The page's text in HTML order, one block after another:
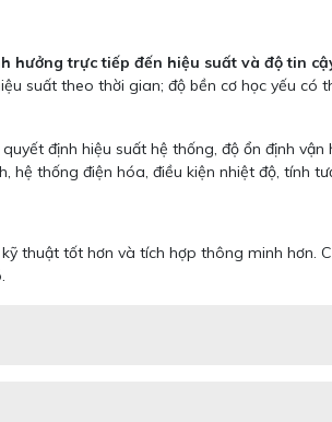
hưởng trực tiếp đến hiệu suất và độ tin
suất theo thời gian; độ bền cơ học yếu có
định hiệu suất hệ thống, độ ổn định
thống điện hóa, điều kiện nhiệt độ, tính
thuật tốt hơn và tích hợp thông minh hơn.